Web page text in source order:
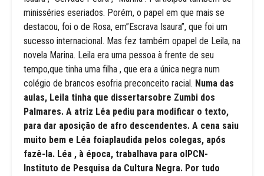
minisséries eseriados. Porém, o papel em que mais se
destacou, foi o de Rosa, em”Escrava Isaura”, que foi um
sucesso internacional. Mas fez também opapel de Leila, na
novela Marina. Leila era uma pessoa à frente de seu
tempo,que tinha uma filha , que era a única negra num
colégio de brancos esofria preconceito racial. Numa das
aulas, Leila tinha que dissertarsobre Zumbi dos
Palmares. A atriz Léa pediu para modificar o texto,
para dar aposição de afro descendentes. A cena saiu
muito bem e Léa foiaplaudida pelos colegas, após
fazê-la. Léa , à época, trabalhava para oIPCN-
Instituto de Pesquisa da Cultura Negra. Por tudo